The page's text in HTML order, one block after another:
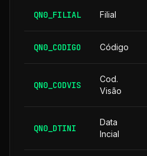
QN0_FILIAL Filial
QN0_CODIGO Código
QN0_CODVIS
Cod.
Visão
QN0_DTINI
Data
Incial